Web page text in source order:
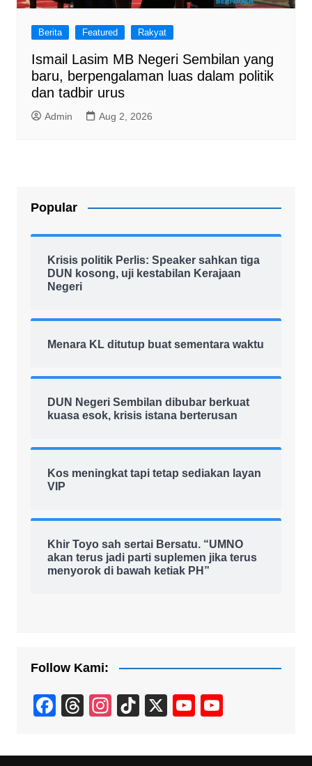
Berita Featured Rakyat
Ismail Lasim MB Negeri Sembilan yang
baru, berpengalaman luas dalam politik
dan tadbir urus
Admin Aug 2, 2026
Popular
Krisis politik Perlis: Speaker sahkan tiga
DUN kosong, uji kestabilan Kerajaan
Negeri
Menara KL ditutup buat sementara waktu
DUN Negeri Sembilan dibubar berkuat
kuasa esok, krisis istana berterusan
Kos meningkat tapi tetap sediakan layan
VIP
Khir Toyo sah sertai Bersatu. “UMNO
akan terus jadi parti suplemen jika terus
menyorok di bawah ketiak PH”
Follow Kami:
F
c
T
e
In
a
Ti
T
X
Y
u
u